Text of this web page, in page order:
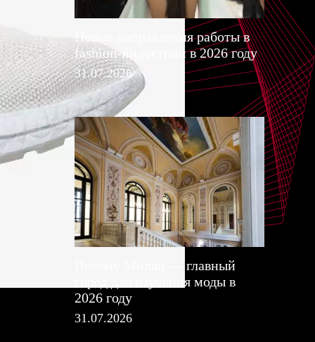
Новые направления работы в
fashion-индустрии в 2026 году
31.07.2026
Почему Милан — главный
город для изучения моды в
2026 году
31.07.2026